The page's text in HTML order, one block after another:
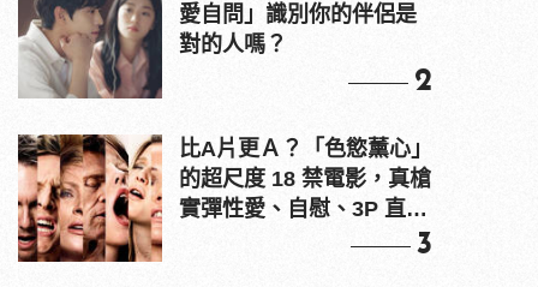
愛自問」識別你的伴侶是
對的人嗎？
2
比A片更Ａ？「色慾薰心」
的超尺度 18 禁電影，真槍
實彈性愛、自慰、3P 直接
3